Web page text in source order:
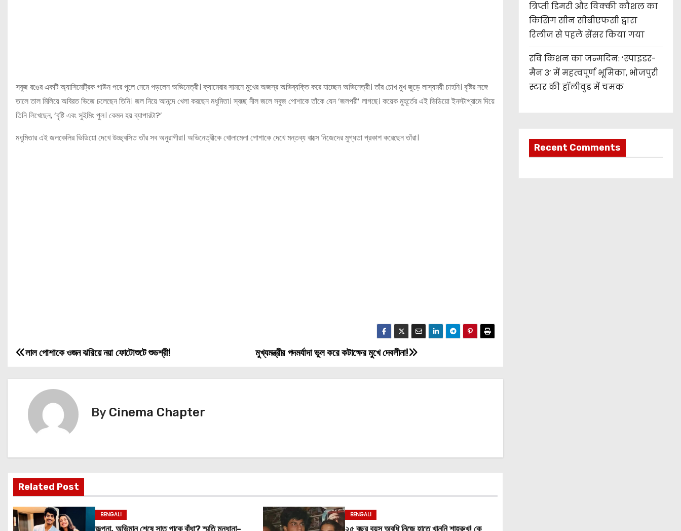
সবুজ রঙের একটি অ্যাসিমেট্রিক গাউন পরে পুলে নেমে পড়লেন অভিনেত্রী। ক্যামেরার সামনে মুখের অজস্র অভিব্যক্তি করে যাচ্ছেন অভিনেত্রী। তাঁর চোখ মুখ জুড়ে লাস্যময়ী চাহনি। বৃষ্টির সঙ্গে
তালে তাল মিলিয়ে অবিরত ভিজে চলেছেন তিনি। জল নিয়ে আনন্দে খেলা করছেন মধুমিতা। স্বচ্ছ নীল জলে সবুজ পোশাকে তাঁকে যেন ‘জলপরী’ লাগছে। কয়েক মুহূর্তের এই ভিডিয়ো ইনস্টাগ্রামে দিয়ে
তিনি লিখেছেন, ‘বৃষ্টি এবং সুইমিং পুল। কেমন হয় ব্যাপারটা?’
মধুমিতার এই জলকেলির ভিডিয়ো দেখে উচ্ছ্বসিত তাঁর সব অনুরাগীরা। অভিনেত্রীকে খোলামেলা পোশাকে দেখে মন্তব্য বাক্সে নিজেদের মুগ্ধতা প্রকাশ করেছেন তাঁরা।
P
o
a
v
i
মুখ্যমন্ত্রীর পদমর্যাদা ভুল করে কটাক্ষের মুখে দেবলীনা!
লাল পোশাকে ওজন ঝরিয়ে নয়া ফোটোশুটে শুভশ্রী!
By Cinema Chapter
Related Post
BENGALI BENGALI
त्रिप्ती डिमरी और विक्की कौशल का
किसिंग सीन सीबीएफसी द्वारा
रिलीज से पहले सेंसर किया गया
रवि किशन का जन्मदिन: ‘स्पाइडर-
मैन 3’ में महत्वपूर्ण भूमिका, भोजपुरी
स्टार की हॉलीवुड में चमक
Recent Comments